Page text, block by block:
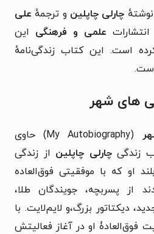
نوشتهٔ چارلی چاپلین و ترجمهٔ علی
علمی و فرهنگی این
کرده است. این کتاب زندگی‌نامهٔ
های شهر
(My Autobiography) حاوی
زندگی چارلی چاپلین از زندگی
او که با موفقیتی فوق‌العاده
از پسربچه، جویندگان طلا،
دیکتاتور بزرگ،و لایم‌لایت. با
فوق‌العادۀ او در آغاز فعالیتش